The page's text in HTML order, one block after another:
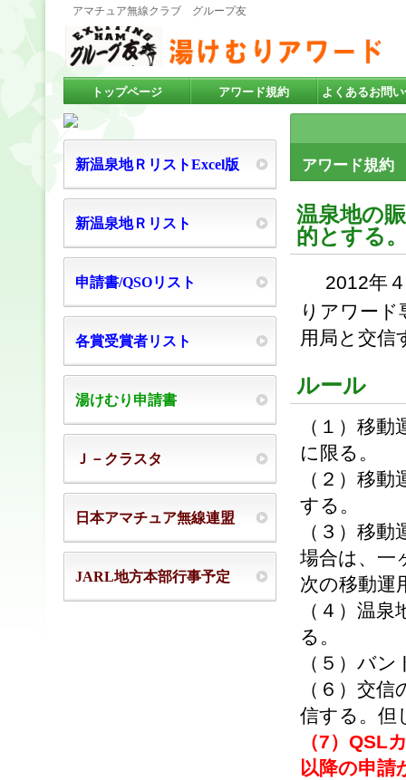
アマチュア無線クラブ グループ友
アワード規約
温泉地の
的とする
2012年
りアワー
用局と交信
ルール
（１）移
に限る。
（２）移
する。
（３）移
場合は、一
次の移動運
（４）温
る。
（５）バ
（６）交
信する。但
（7）QSL
以降の申請
トップページ アワード規約 よくあるお問
新温泉地ＲリストExcel版
新温泉地Ｒリスト
申請書/QSOリスト
各賞受賞者リスト
湯けむり申請書
Ｊ－クラスタ
日本アマチュア無線連盟
JARL地方本部行事予定